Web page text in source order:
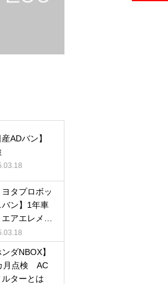
産ADバン】
ヨタプロボッ
バン】1年車
アエレメン
は
ンダNBOX】
月点検 AC
ルターとは